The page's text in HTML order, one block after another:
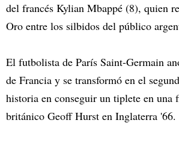
del francés Kylian Mbappé (8), quien
Oro entre los silbidos del público
El futbolista de París Saint-Germain
de Francia y se transformó en el
historia en conseguir un tiplete en una
británico Geoff Hurst en Inglaterra '66.